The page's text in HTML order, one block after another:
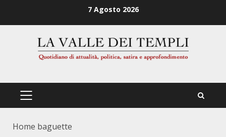
7 Agosto 2026
PRIMÄRES
Home baguette